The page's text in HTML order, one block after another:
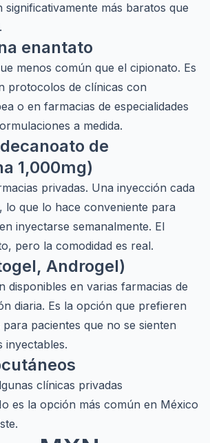
significativamente más baratos que
enantato
menos común que el cipionato. Es
protocolos de clínicas con
o en farmacias de especialidades
a medida.
de
1,000mg)
privadas. Una inyección cada
lo que lo hace conveniente para
inyectarse semanalmente. El
pero la comodidad es real.
Androgel)
disponibles en varias farmacias de
diaria. Es la opción que prefieren
pacientes que no se sienten
inyectables.
clínicas privadas
es la opción más común en México